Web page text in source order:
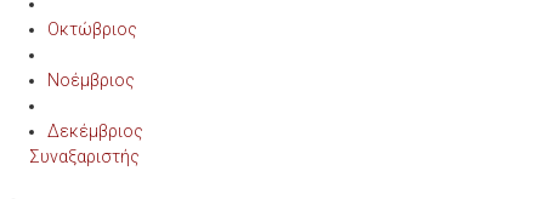
Οκτώβριος
Νοέμβριος
Δεκέμβριος
Συναξαριστής